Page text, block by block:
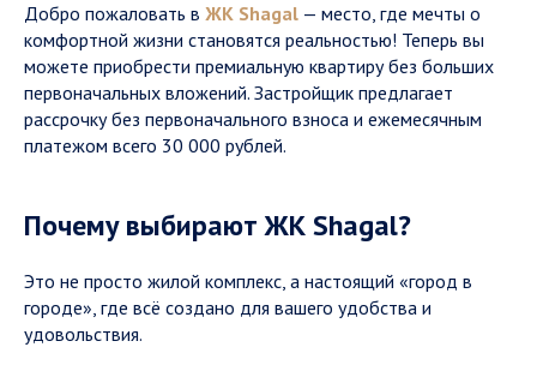
Добро пожаловать в ЖК Shagal — место, где мечты о
комфортной жизни становятся реальностью! Теперь вы
можете приобрести премиальную квартиру без больших
первоначальных вложений. Застройщик предлагает
рассрочку без первоначального взноса и ежемесячным
платежом всего 30 000 рублей.
Почему выбирают ЖК Shagal?
Это не просто жилой комплекс, а настоящий «город в
городе», где всё создано для вашего удобства и
удовольствия.